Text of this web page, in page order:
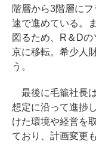
階層から3階層に
速で進めている。
図るため、R＆D
京に移転。希少人
う。
最後に毛籠社長
想定に沿って進捗
けた環境や経営を
ており、計画変更